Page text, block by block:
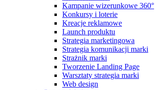
Kampanie wizerunkowe 360°
Konkursy i loterie
Kreacje reklamowe
Launch produktu
Strategia marketingowa
Strategia komunikacji marki
Strażnik marki
Tworzenie Landing Page
Warsztaty strategia marki
Web design